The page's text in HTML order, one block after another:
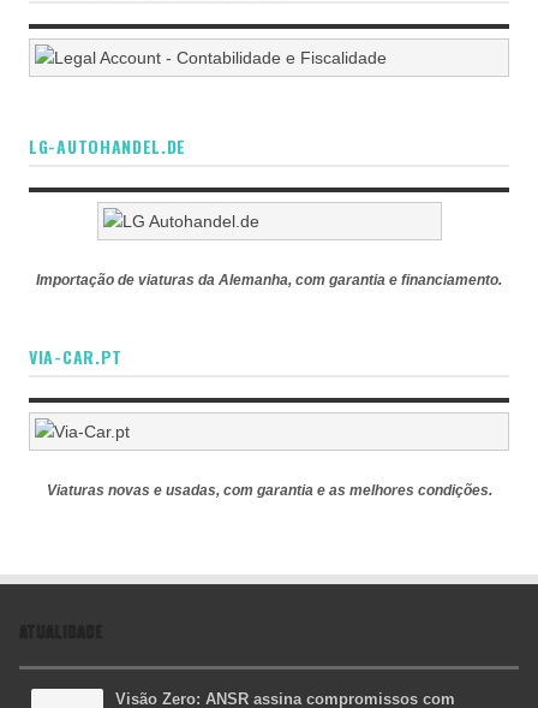
LG-AUTOHANDEL.DE
Importação de viaturas da Alemanha, com garantia e financiamento.
VIA-CAR.PT
Viaturas novas e usadas, com garantia e as melhores condições.
ATUALIDADE
Visão Zero: ANSR assina compromissos com